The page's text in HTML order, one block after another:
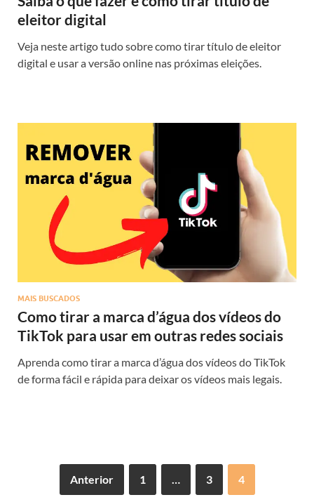
eleitor digital
Veja neste artigo tudo sobre como tirar título de eleitor
digital e usar a versão online nas próximas eleições.
MAIS BUSCADOS
Como tirar a marca d’água dos vídeos do
TikTok para usar em outras redes sociais
Aprenda como tirar a marca d’água dos vídeos do TikTok
de forma fácil e rápida para deixar os vídeos mais legais.
Anterior 1 … 3 4